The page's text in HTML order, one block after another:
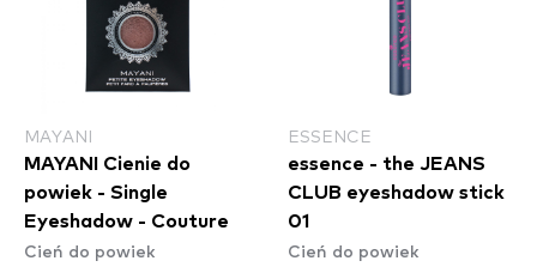
MAYANI
MAYANI Cienie do
powiek - Single
Eyeshadow - Couture
Cień do powiek
ESSENCE
essence - the JEANS
CLUB eyeshadow stick
01
Cień do powiek